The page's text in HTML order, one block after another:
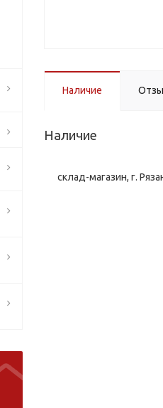
Наличие
Наличие
склад-магазин, г.